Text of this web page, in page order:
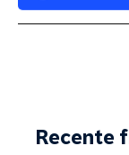
Recente